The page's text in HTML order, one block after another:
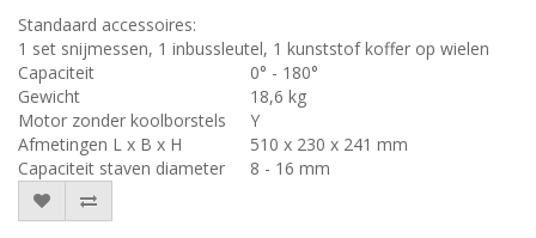
Standaard accessoires:
1 set snijmessen, 1 inbussleutel, 1 kunststof koffer op wielen
Capaciteit
0° - 180°
Gewicht
18,6 kg
Motor zonder koolborstels
Y
Afmetingen L x B x H
510 x 230 x 241 mm
Capaciteit staven diameter
8 - 16 mm